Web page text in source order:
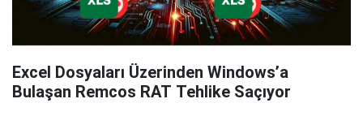
Excel Dosyaları Üzerinden Windows’a
Bulaşan Remcos RAT Tehlike Saçıyor